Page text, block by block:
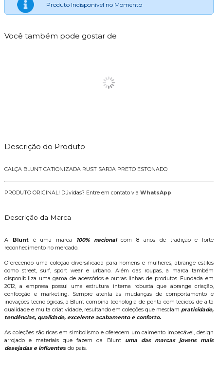
Produto Indisponível no Momento
Você também pode gostar de
Descrição do Produto
CALÇA BLUNT CATIONIZADA RUST SARJA PRETO ESTONADO
PRODUTO ORIGINAL! Dúvidas? Entre em contato via WhatsApp!
Descrição da Marca
A Blunt é uma marca 100% nacionalcom 8 anos de tradição e forte
reconhecimento no mercado.
Oferecendo uma coleção diversificada para homens e mulheres, abrange estilos
como street, surf, sport wear e urbano. Além das roupas, a marca também
disponibiliza uma gama de acessórios e outras linhas de produtos. Fundada em
2012, a empresa possui uma estrutura interna robusta que abrange criação,
confecção e marketing. Sempre atenta às mudanças de comportamento e
inovações tecnológicas, a Blunt combina tecnologia de ponta com tecidos de alta
qualidade e muita criatividade, resultando em coleções que mesclam praticidade,
tendências, qualidade, excelente acabamento e conforto.
As coleções são ricas em simbolismo e oferecem um caimento impecável, design
arrojado e materiais que fazem da
Blunt
uma das marcas jovens mais
desejadas e influentes do país.